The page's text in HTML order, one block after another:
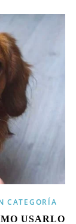
CATEGORÍA
USARLO